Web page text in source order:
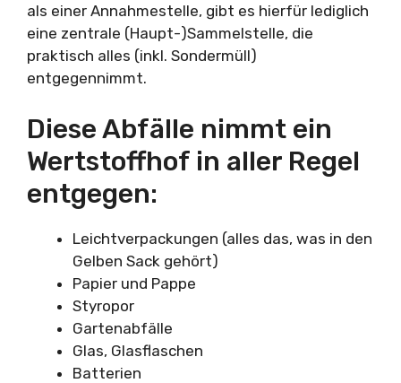
als einer Annahmestelle, gibt es hierfür lediglich
eine zentrale (Haupt-)Sammelstelle, die
praktisch alles (inkl. Sondermüll)
entgegennimmt.
Diese Abfälle nimmt ein
Wertstoffhof in aller Regel
entgegen:
Leichtverpackungen (alles das, was in den
Gelben Sack gehört)
Papier und Pappe
Styropor
Gartenabfälle
Glas, Glasflaschen
Batterien